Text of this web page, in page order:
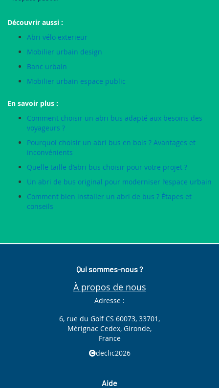
Découvrir aussi :
Abri vélo exterieur
Mobilier urbain design
Banc urbain
Mobilier urbain espace public
En savoir plus :
Comment choisir un abri bus adapté aux besoins des
voyageurs ?
Pourquoi choisir un abri bus en bois ? Avantages et
inconvénients
Quelle taille d’abri bus choisir pour votre projet ?
Un abri de bus original pour moderniser l’espace urbain
Comment bien installer un abri de bus ? Étapes et
conseils
Qui sommes-nous ?
À propos de nous
Adresse :
6, rue du Golf CS 60073, 33701,
Mérignac Cedex, Gironde,
France
declic2026
Aide